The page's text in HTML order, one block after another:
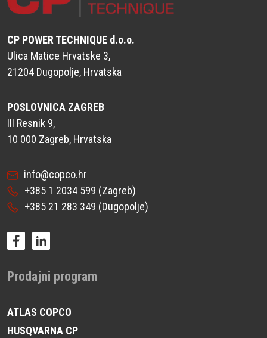
CP POWER TECHNIQUE d.o.o.
Ulica Matice Hrvatske 3,
21204 Dugopolje, Hrvatska
POSLOVNICA ZAGREB
III Resnik 9,
10 000 Zagreb, Hrvatska
info@copco.hr
+385 1 2034 599 (Zagreb)
+385 21 283 349 (Dugopolje)
Prodajni program
ATLAS COPCO
HUSQVARNA CP